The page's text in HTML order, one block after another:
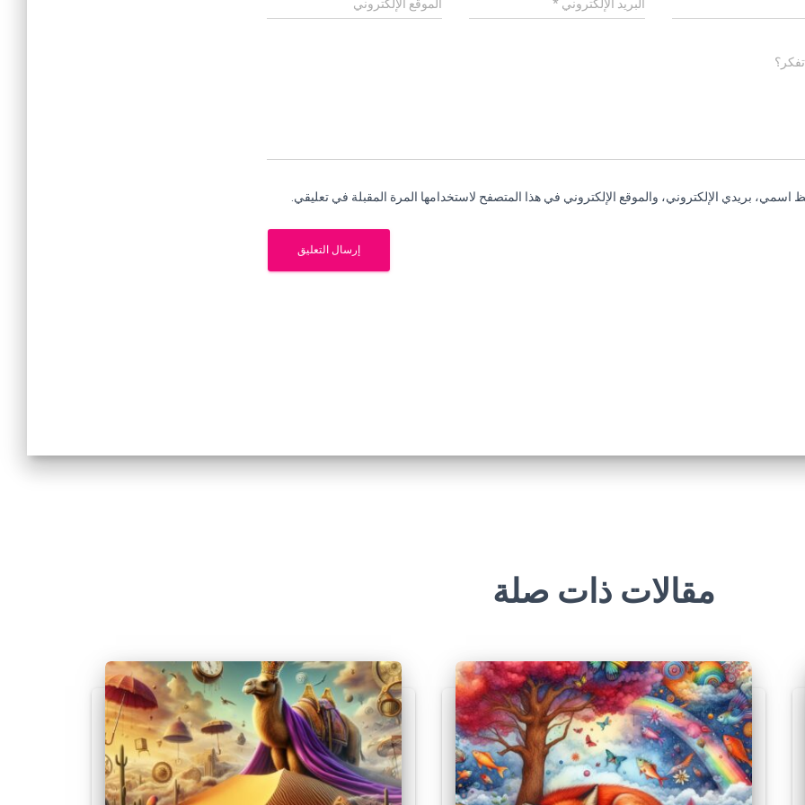
البريد الإلكتروني * الموقع الإلكتروني
اسمي، بريدي الإلكتروني، والموقع الإلكتروني في هذا المتصفح لاستخدامها المرة المقبلة في تعليقي.
مقالات ذات صلة